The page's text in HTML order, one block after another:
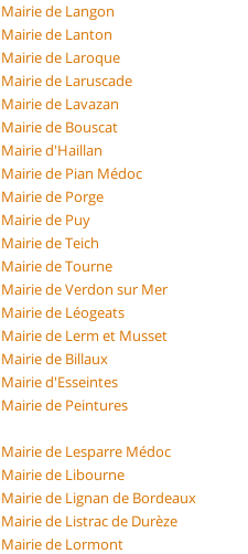
Mairie de Langon
Mairie de Lanton
Mairie de Laroque
Mairie de Laruscade
Mairie de Lavazan
Mairie de Bouscat
Mairie d'Haillan
Mairie de Pian Médoc
Mairie de Porge
Mairie de Puy
Mairie de Teich
Mairie de Tourne
Mairie de Verdon sur Mer
Mairie de Léogeats
Mairie de Lerm et Musset
Mairie de Billaux
Mairie d'Esseintes
Mairie de Peintures
Mairie de Lesparre Médoc
Mairie de Libourne
Mairie de Lignan de Bordeaux
Mairie de Listrac de Durèze
Mairie de Lormont